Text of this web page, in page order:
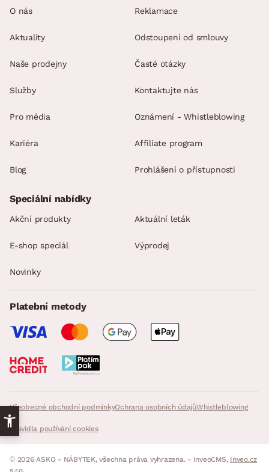
O nás
Aktuality
Naše prodejny
Služby
Pro média
Kariéra
Blog
Reklamace
Odstoupení od smlouvy
Časté otázky
Kontaktujte nás
Oznámení - Whistleblowing
Affiliate program
Prohlášení o přístupnosti
Všeobecné obchodní podmínkyOchrana osobních údajůWhistleblowing
Pravidla používání cookies
Speciální nabídky
Akční produkty Aktuální leták
E-shop speciál Výprodej
Novinky
Platební metody
© 2026 ASKO - NÁBYTEK, všechna práva vyhrazena. - InveoCMS, Inveo.cz
s.r.o.